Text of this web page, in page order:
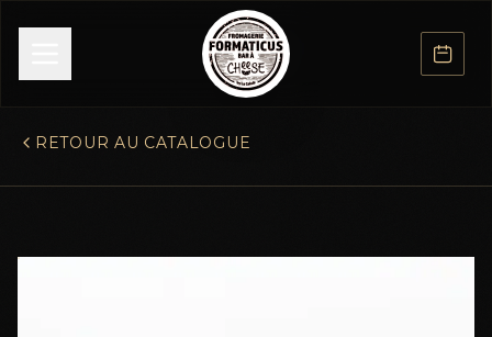
RETOUR AU CATALOGUE